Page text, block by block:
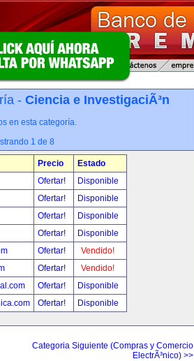
- Ciencia e InvestigaciÃ³n
en esta categoría.
1 de 8
Precio
Estado
Ofertar!
Disponible
Ofertar!
Disponible
Ofertar!
Disponible
Ofertar!
Disponible
Ofertar!
Vendido!
Ofertar!
Vendido!
Ofertar!
Disponible
Ofertar! Disponible
Categoria Siguiente (Compras y Comercio
ElectrÃ³nico) >>